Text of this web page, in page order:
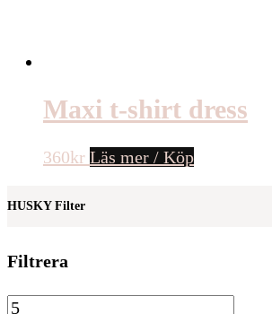
Maxi t-shirt dress
360kr Läs mer / Köp
HUSKY Filter
Filtrera